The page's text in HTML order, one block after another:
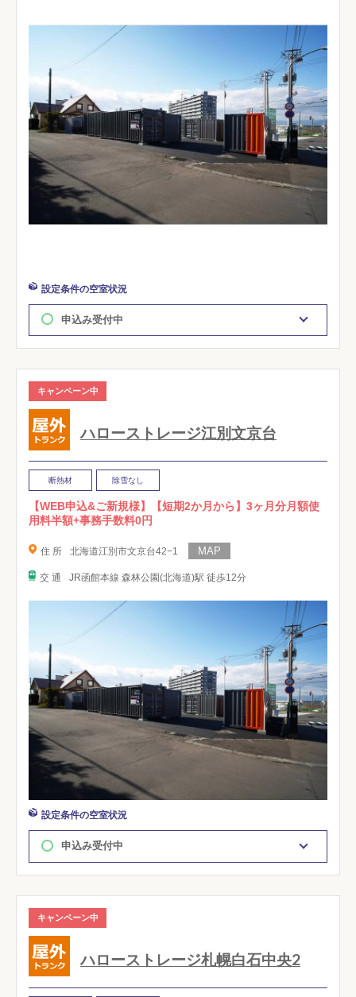
設定条件の空室状況
申込み受付中
キャンペーン中
ハローストレージ江別文京台
断熱材 除雪なし
【WEB申込&ご新規様】【短期2か月から】3ヶ月分月額使
用料半額+事務手数料0円
住 所 北海道江別市文京台42−1
交 通 JR函館本線 森林公園(北海道)駅 徒歩12分
設定条件の空室状況
申込み受付中
キャンペーン中
ハローストレージ札幌白石中央2